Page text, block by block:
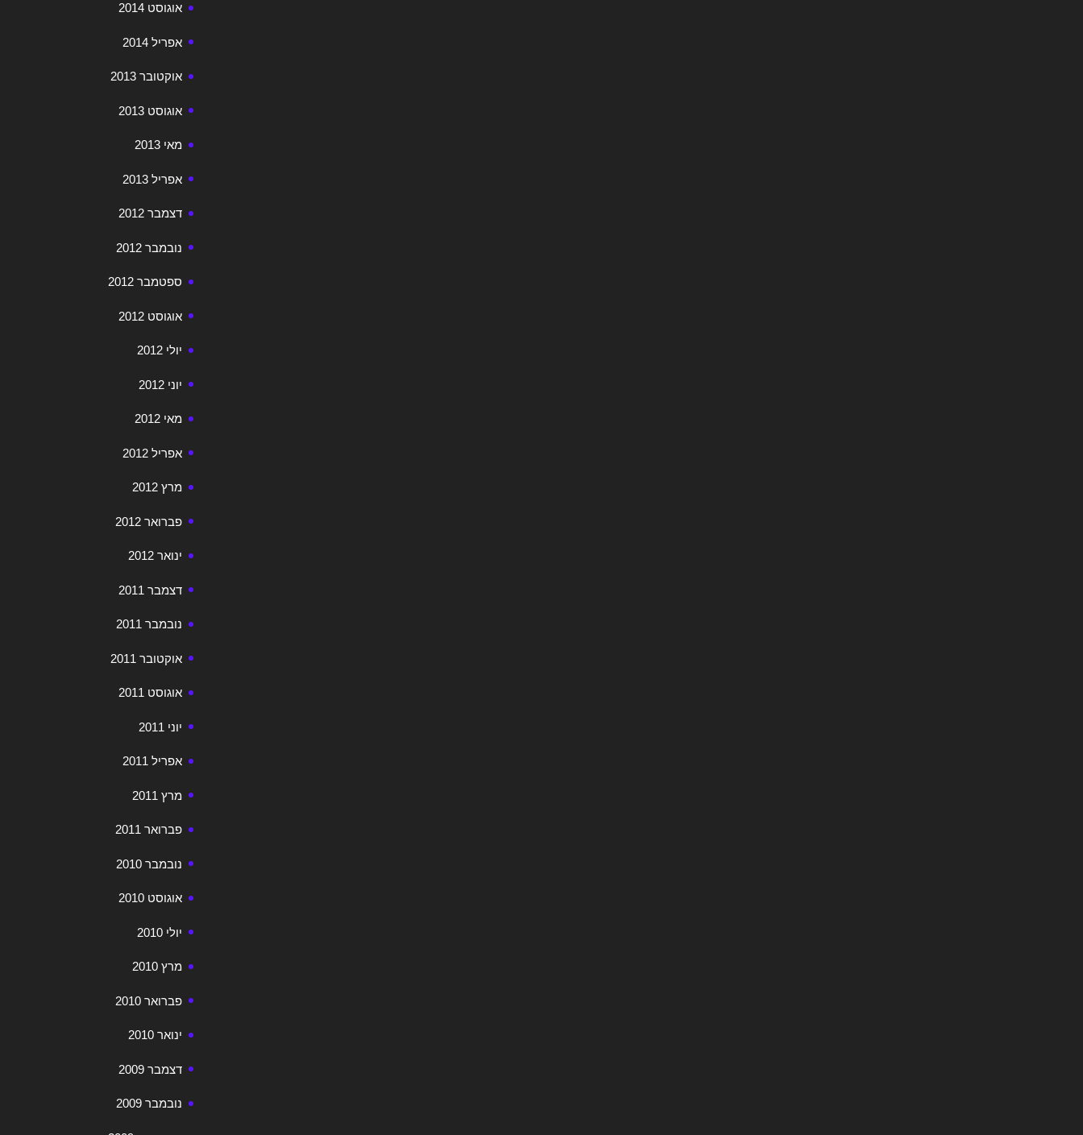
אוגוסט 2014
אפריל 2014
אוקטובר 2013
אוגוסט 2013
מאי 2013
אפריל 2013
דצמבר 2012
נובמבר 2012
ספטמבר 2012
אוגוסט 2012
יולי 2012
יוני 2012
מאי 2012
אפריל 2012
מרץ 2012
פברואר 2012
ינואר 2012
דצמבר 2011
נובמבר 2011
אוקטובר 2011
אוגוסט 2011
יוני 2011
אפריל 2011
מרץ 2011
פברואר 2011
נובמבר 2010
אוגוסט 2010
יולי 2010
מרץ 2010
פברואר 2010
ינואר 2010
דצמבר 2009
נובמבר 2009